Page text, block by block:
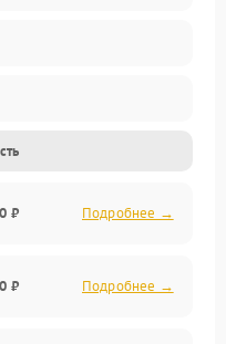
объектив с мотором/
₽ Подробнее →
₽ Подробнее →